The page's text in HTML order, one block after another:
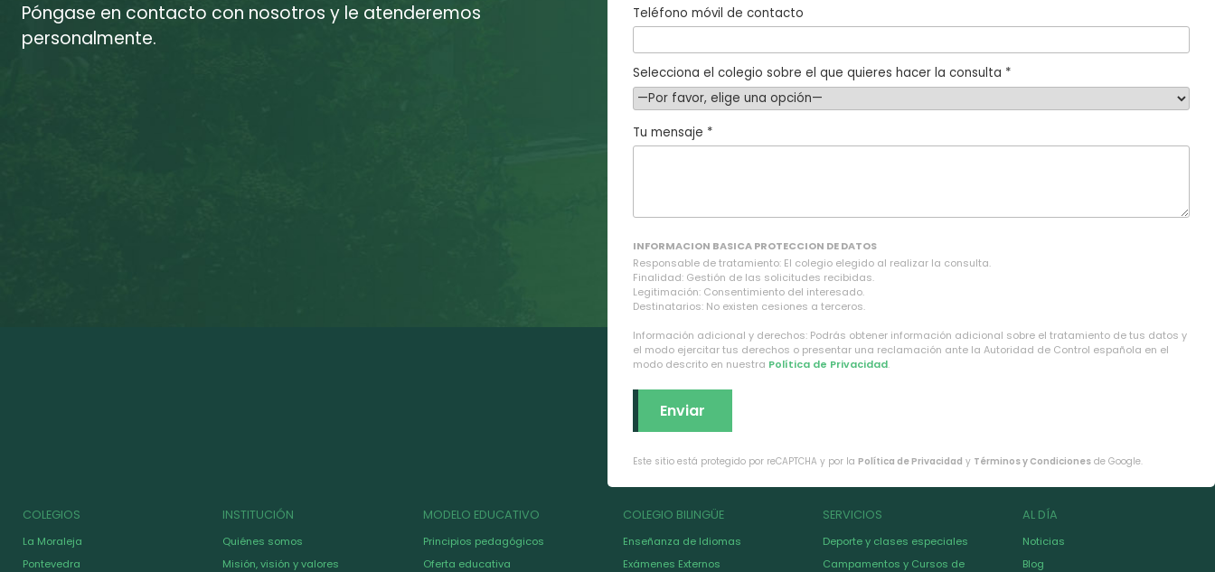
Póngase en contacto con nosotros y le atenderemos
personalmente.
Teléfono móvil de contacto
Selecciona el colegio sobre el que quieres hacer la consulta *
Tu mensaje *
INFORMACION BASICA PROTECCION DE DATOS
Responsable de tratamiento: El colegio elegido al realizar la consulta.
Finalidad: Gestión de las solicitudes recibidas.
Legitimación: Consentimiento del interesado.
Destinatarios: No existen cesiones a terceros.
Información adicional y derechos: Podrás obtener información adicional sobre el tratamiento de tus datos y
el modo ejercitar tus derechos o presentar una reclamación ante la Autoridad de Control española en el
modo descrito en nuestra Política de Privacidad.
Este sitio está protegido por reCAPTCHA y por la Política de Privacidad y Términos y Condiciones de Google.
COLEGIOS
La Moraleja
Pontevedra
INSTITUCIÓN
Quiénes somos
Misión, visión y valores
MODELO EDUCATIVO
Principios pedagógicos
Oferta educativa
COLEGIO BILINGÜE
Enseñanza de Idiomas
Exámenes Externos
SERVICIOS
Deporte y clases especiales
Campamentos y Cursos de
AL DÍA
Noticias
Blog